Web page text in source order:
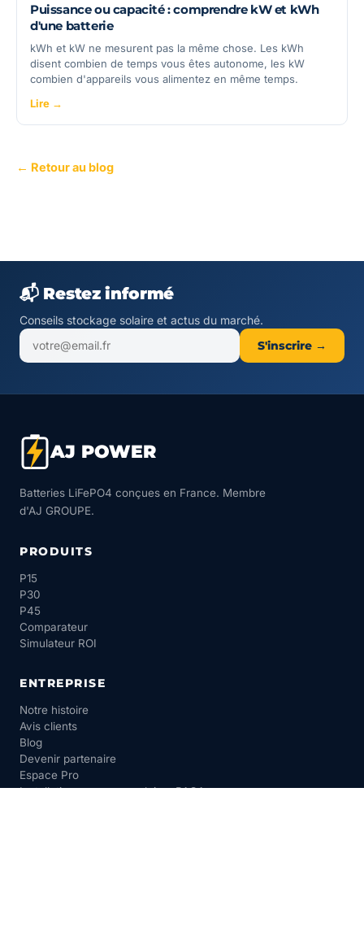
Puissance ou capacité : comprendre kW et kWh
d'une batterie
kWh et kW ne mesurent pas la même chose. Les kWh
disent combien de temps vous êtes autonome, les kW
combien d'appareils vous alimentez en même temps.
Lire →
← Retour au blog
📬 Restez informé
Conseils stockage solaire et actus du marché.
S'inscrire →
AJ POWER
Batteries LiFePO4 conçues en France. Membre
d'AJ GROUPE.
PRODUITS
P15
P30
P45
Comparateur
Simulateur ROI
ENTREPRISE
Notre histoire
Avis clients
Blog
Devenir partenaire
Espace Pro
Installation panneaux solaires PACA →